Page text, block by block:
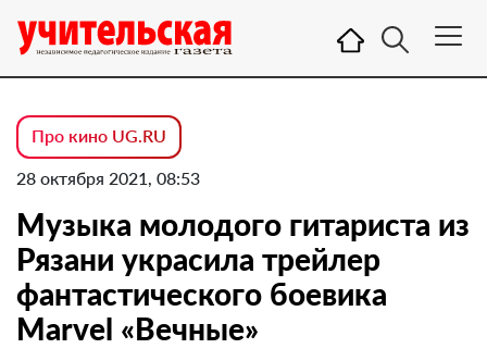
Про кино UG.RU
28 октября 2021, 08:53
Музыка молодого гитариста из
Рязани украсила трейлер
фантастического боевика
Marvel «Вечные»